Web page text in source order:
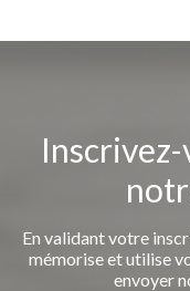
En validant votre
mémorise et utilise
envoyer